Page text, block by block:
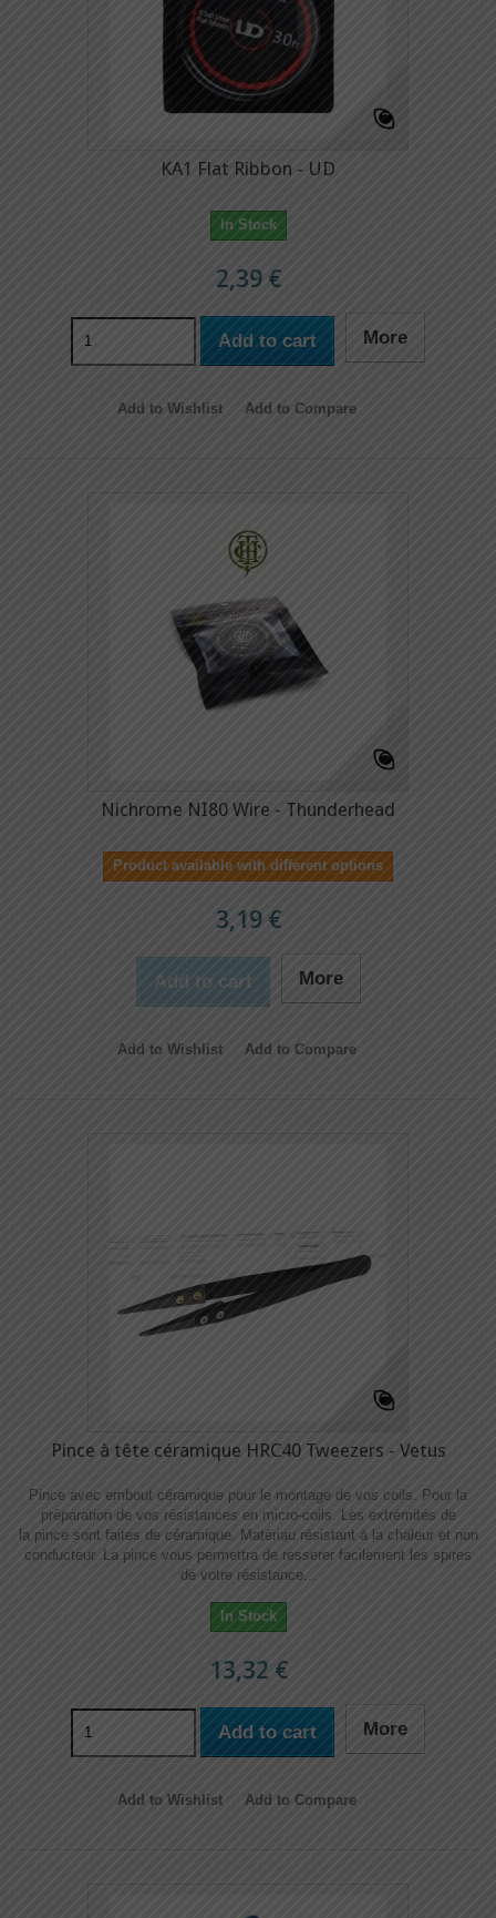
KA1 Flat Ribbon - UD
In Stock
2,39 €
Add to cart More
Add to Wishlist Add to Compare
Nichrome NI80 Wire - Thunderhead
Product available with different options
3,19 €
Add to cart More
Add to Wishlist Add to Compare
Pince à tête céramique HRC40 Tweezers - Vetus
Pince avec embout céramique pour le montage de vos coils. Pour la
préparation de vos résistances en micro-coils. Les extrémités de
la pince sont faites de céramique. Matériau résistant à la chaleur et non
conducteur. La pince vous permettra de resserer facilement les spires
de votre résistance...
In Stock
13,32 €
Add to cart More
Add to Wishlist Add to Compare